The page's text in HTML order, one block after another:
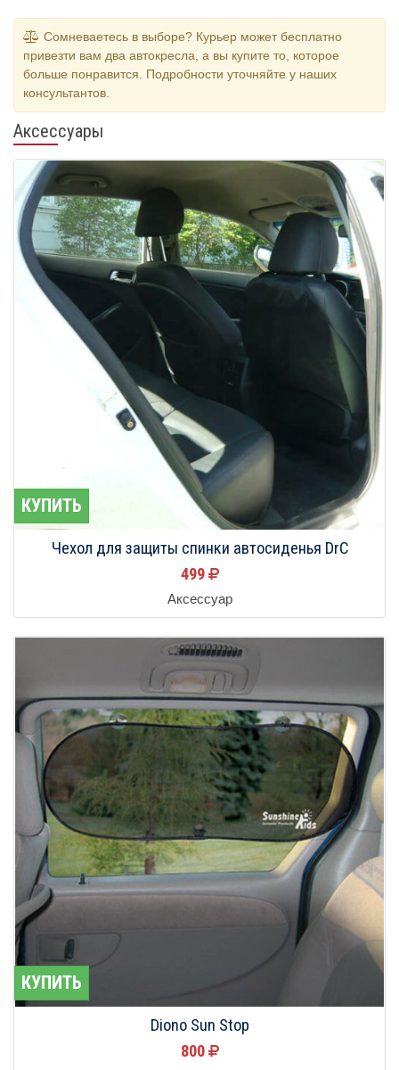
Сомневаетесь в выборе? Курьер может бесплатно
привезти вам два автокресла, а вы купите то, которое
больше понравится. Подробности уточняйте у наших
консультантов.
Аксессуары
КУПИТЬ
Чехол для защиты спинки автосиденья DrC
499
Аксессуар
КУПИТЬ
Diono Sun Stop
800